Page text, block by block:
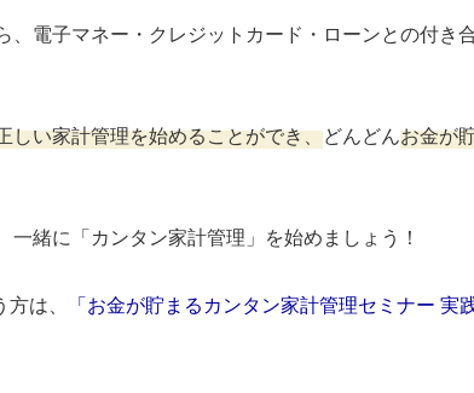
電子マネー・クレジットカード・ローンとの付き
しい家計管理を始めることができ、どんどんお金が
緒に「カンタン家計管理」を始めましょう！
は、 「お金が貯まるカンタン家計管理セミナー 実